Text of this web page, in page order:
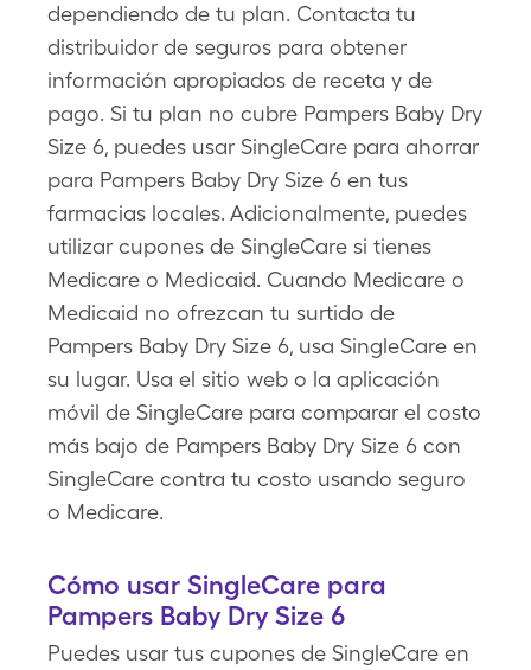
dependiendo de tu plan. Contacta tu
distribuidor de seguros para obtener
información apropiados de receta y de
pago. Si tu plan no cubre Pampers Baby Dry
Size 6, puedes usar SingleCare para ahorrar
para Pampers Baby Dry Size 6 en tus
farmacias locales. Adicionalmente, puedes
utilizar cupones de SingleCare si tienes
Medicare o Medicaid. Cuando Medicare o
Medicaid no ofrezcan tu surtido de
Pampers Baby Dry Size 6, usa SingleCare en
su lugar. Usa el sitio web o la aplicación
móvil de SingleCare para comparar el costo
más bajo de Pampers Baby Dry Size 6 con
SingleCare contra tu costo usando seguro
o Medicare.
Cómo usar SingleCare para
Pampers Baby Dry Size 6
Puedes usar tus cupones de SingleCare en